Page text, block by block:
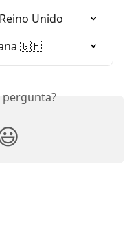
Unido
🇬🇭